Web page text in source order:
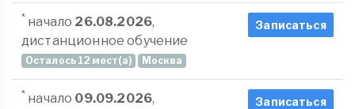
* начало 26.08.2026,
дистанционное обучение
Осталось 12 мест(а) Москва
Записаться
* начало 09.09.2026,
Записаться